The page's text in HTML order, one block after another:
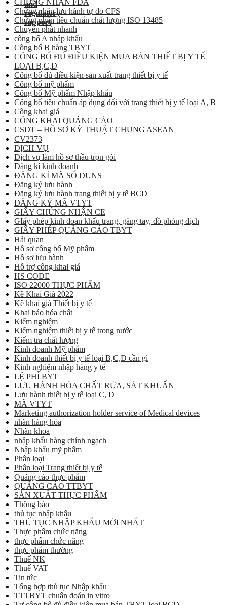
Chứng nhận lưu hành tự do CFS
Chứng nhận tiêu chuẩn chất lượng ISO 13485
Chuyển phát nhanh
công bố A nhập khẩu
Công bố B hàng TBYT
CÔNG BỐ ĐỦ ĐIỀU KIỆN MUA BÁN THIẾT BỊ Y TẾ
LOẠI B,C,D
Công bố đủ điều kiện sản xuất trang thiết bị y tế
Công bố mỹ phẩm
Công bố Mỹ phẩm Nhập khẩu
Công bố tiêu chuẩn áp dụng đối với trang thiết bị y tế loại A, B
Công khai giá
CÔNG KHAI QUẢNG CÁO
CSDT – HỒ SƠ KỸ THUẬT CHUNG ASEAN
CV2373
DỊCH VỤ
Dịch vụ làm hồ sơ thầu trọn gói
Đăng kí kinh doanh
ĐĂNG KÍ MÃ SỐ DUNS
Đăng ký lưu hành
Đăng ký lưu hành trang thiết bị y tế BCD
ĐĂNG KÝ MÃ VTYT
GIẤY CHỨNG NHẬN CE
GIấy phép kinh doan khẩu trang, găng tay, đồ phòng dịch
GIẤY PHÉP QUẢNG CÁO TBYT
Hải quan
Hồ sơ công bố Mỹ phẩm
Hồ sơ lưu hành
Hỗ trợ công khai giá
HS CODE
ISO 22000 THỰC PHẨM
Kê Khai Giá 2022
Kê khai giá Thiết bị y tế
Khai báo hóa chất
Kiểm nghiệm
Kiểm nghiệm thiết bị y tế trong nước
Kiểm tra chất lượng
Kinh doanh Mỹ phẩm
Kinh doanh thiết bị y tế loại B,C,D cần gì
Kinh nghiệm nhập hàng y tế
LỆ PHÍ BYT
LƯU HÀNH HÓA CHẤT RỬA, SÁT KHUẨN
Lưu hành thiết bị y tế loại C, D
MÃ VTYT
Marketing authorization holder service of Medical devices
nhãn hàng hóa
Nhãn khoa
nhập khẩu hàng chính ngạch
Nhập khẩu mỹ phẩm
Phân loại
Phân loại Trang thiết bị y tế
Quảng cáo thực phẩm
QUẢNG CÁO TTBYT
SẢN XUẤT THỰC PHẨM
Thông báo
thủ tục nhập khẩu
THỦ TỤC NHẬP KHẨU MỚI NHẤT
Thực phẩm chức năng
thực phẩm chức năng
thực phẩm thường
Thuế NK
Thuế VAT
Tin tức
Tổng hợp thủ tục Nhập khẩu
TTTBYT chuẩn đoán in vitro